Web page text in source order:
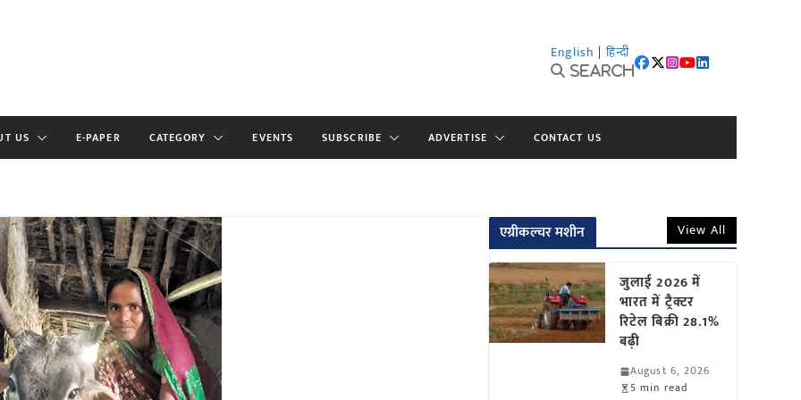
English | हिन्दी
Search
US E-PAPER CATEGORY EVENTS SUBSCRIBE ADVERTISE CONTACT US
एग्रीकल्चर मशीन View All
जुलाई 2026 में
भारत में ट्रैक्टर
रिटेल बिक्री 28.1%
बढ़ी
August 6, 2026
5 min read